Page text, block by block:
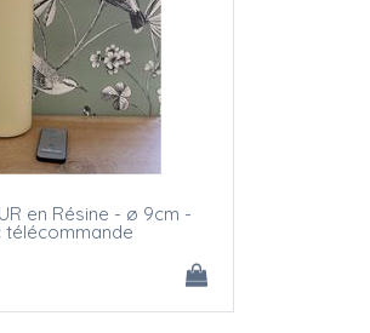
en Résine - ø 9cm -
télécommande